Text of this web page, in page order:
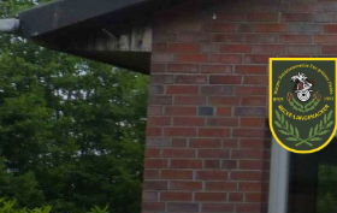
Zum
Inhalt
springen